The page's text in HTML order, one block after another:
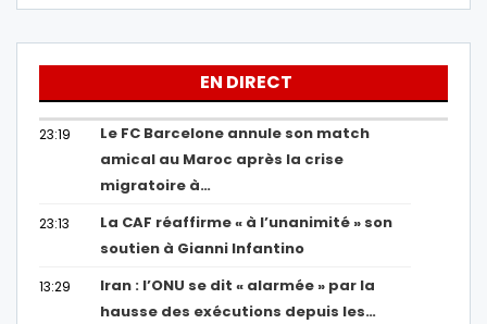
EN DIRECT
23:19
Le FC Barcelone annule son match
amical au Maroc après la crise
migratoire à…
23:13
La CAF réaffirme « à l’unanimité » son
soutien à Gianni Infantino
13:29
Iran : l’ONU se dit « alarmée » par la
hausse des exécutions depuis les…